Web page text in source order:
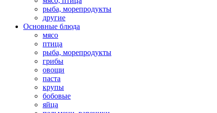
рыба, морепродукты
другие
Основные блюда
мясо
птица
рыба, морепродукты
грибы
овощи
паста
крупы
бобовые
яйца